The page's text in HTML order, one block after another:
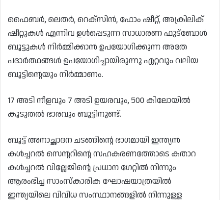
ഫൈബർ, ലെതർ, റെക്സിൻ, ഫോം ഷീറ്റ്, അക്രിലിക്
ഷീറ്റുകൾ എന്നിവ ഉൾപ്പെടുന്ന സാധാരണ ഫുട്ബോൾ
ബൂട്ടുകൾ നിർമ്മിക്കാൻ ഉപയോഗിക്കുന്ന അതേ
പദാർത്ഥങ്ങൾ ഉപയോഗിച്ചായിരുന്നു ഏറ്റവും വലിയ
ബൂട്ടിന്റെയും നിർമ്മാണം.
17 അടി നീളവും 7 അടി ഉയരവും, 500 കിലോയിൽ
കൂടുതൽ ഭാരവും ബൂട്ടിനുണ്ട്.
ബൂട്ട് അനാച്ഛാദന ചടങ്ങിന്റെ ഭാഗമായി ഇന്ത്യൻ
കൾച്ചറൽ സെന്ററിന്റെ സഹകരണത്തോടെ കതാറ
കൾച്ചറൽ വില്ലേജിന്റെ പ്രധാന ഗേറ്റിൽ നിന്നും
ആരംഭിച്ച സാംസ്കാരിക ഘോഷയാത്രയിൽ
ഇന്ത്യയിലെ വിവിധ സംസ്ഥാനങ്ങളിൽ നിന്നുള്ള